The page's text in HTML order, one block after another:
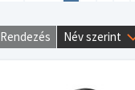
Rendezés Név szerint